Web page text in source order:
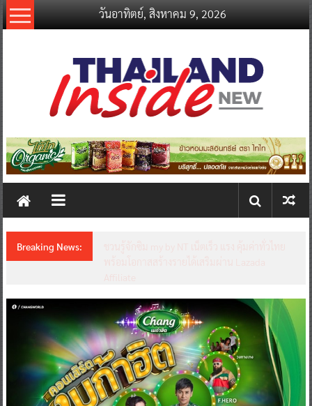
Skip
to
วันอาทิตย์, สิงหาคม 9, 2026
thailandinsidenew.com
Thailand
New
Breaking News: